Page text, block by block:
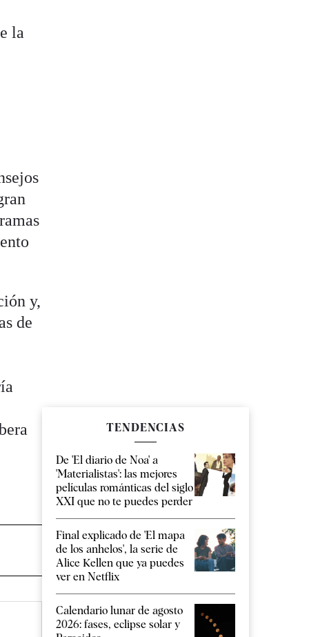
la
y,
de
TENDENCIAS
De 'El diario de Noa' a
'Materialistas': las mejores
películas románticas del siglo
XXI que no te puedes perder
Final explicado de 'El mapa
de los anhelos', la serie de
Alice Kellen que ya puedes
ver en Netflix
Calendario lunar de agosto
2026: fases, eclipse solar y